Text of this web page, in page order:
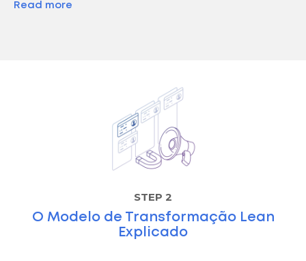
Read more
STEP 2
O Modelo de Transformação Lean
Explicado